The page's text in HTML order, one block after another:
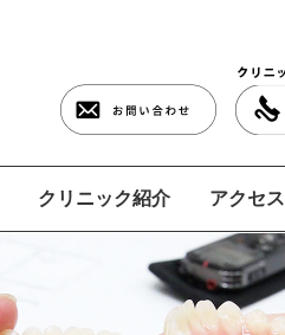
クリニック紹介 アクセス